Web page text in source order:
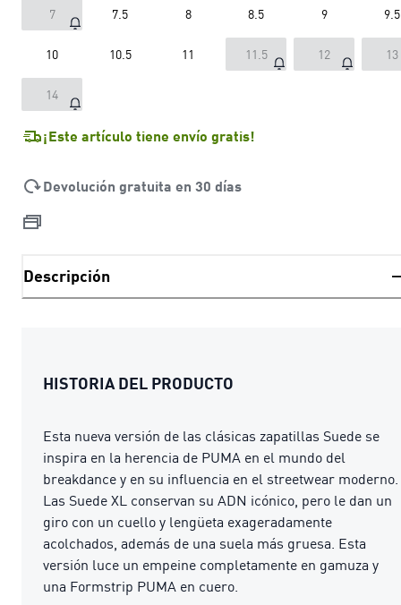
7 7.5 8 8.5 9 9.5
10 10.5 11 11.5 12 13
14
¡Este artículo tiene envío gratis!
Devolución gratuita en 30 días
Descripción
HISTORIA DEL PRODUCTO
Esta nueva versión de las clásicas zapatillas Suede se
inspira en la herencia de PUMA en el mundo del
breakdance y en su influencia en el streetwear moderno.
Las Suede XL conservan su ADN icónico, pero le dan un
giro con un cuello y lengüeta exageradamente
acolchados, además de una suela más gruesa. Esta
versión luce un empeine completamente en gamuza y
una Formstrip PUMA en cuero.